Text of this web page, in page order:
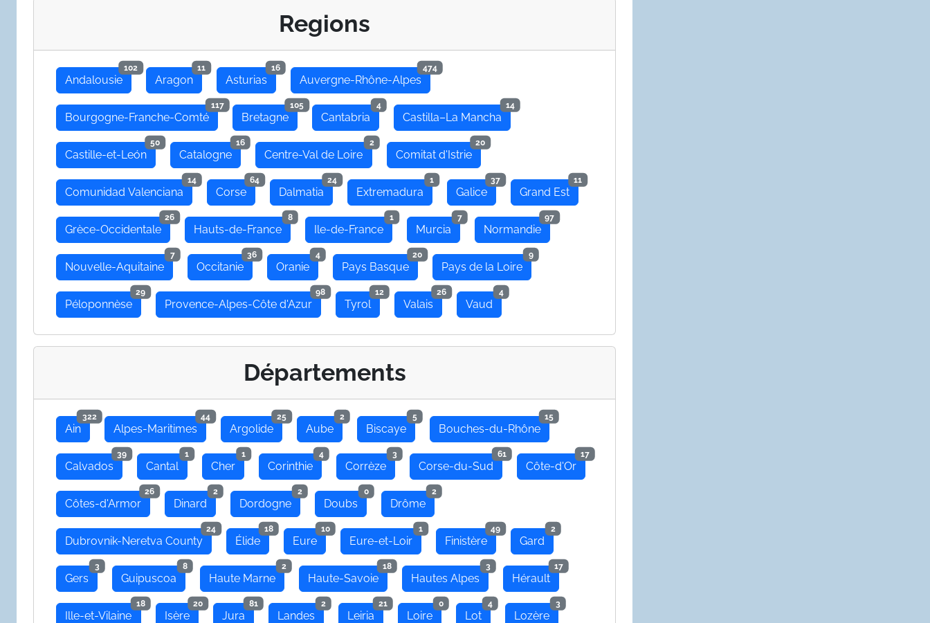
Regions
Andalousie
102
Aragon
11
Asturias
16
Auvergne-Rhône-Alpes
474
Bourgogne-Franche-Comté
117
Bretagne
105
Cantabria
4
Castilla–La Mancha
14
Castille-et-León
50
Catalogne
16
Centre-Val de Loire
2
Comitat d'Istrie
20
Comunidad Valenciana
14
Corse
64
Dalmatia
24
Extremadura
1
Galice
37
Grand Est
11
Grèce-Occidentale
26
Hauts-de-France
8
Ile-de-France
1
Murcia
7
Normandie
97
Nouvelle-Aquitaine
7
Occitanie
36
Oranie
4
Pays Basque
20
Pays de la Loire
9
Péloponnèse
29
Provence-Alpes-Côte d'Azur
98
Tyrol
12
Valais
26
Vaud
4
Départements
Ain
322
Alpes-Maritimes
44
Argolide
25
Aube
2
Biscaye
5
Bouches-du-Rhône
15
Calvados
39
Cantal
1
Cher
1
Corinthie
4
Corrèze
3
Corse-du-Sud
61
Côte-d'Or
17
Côtes-d'Armor
26
Dinard
2
Dordogne
2
Doubs
0
Drôme
2
Dubrovnik-Neretva County
24
Élide
18
Eure
10
Eure-et-Loir
1
Finistère
49
Gard
2
Gers
3
Guipuscoa
8
Haute Marne
2
Haute-Savoie
18
Hautes Alpes
3
Hérault
17
Ille-et-Vilaine
18
Isère
20
Jura
81
Landes
2
Leiria
21
Loire
0
Lot
4
Lozère
3